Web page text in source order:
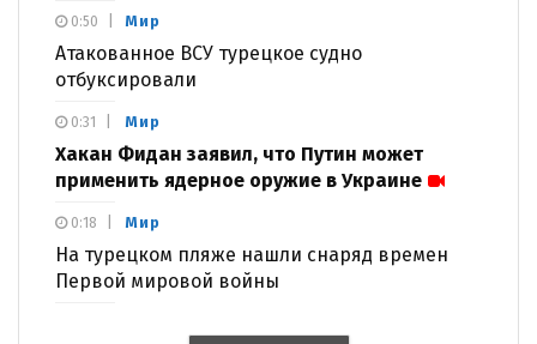
Мир
Атакованное ВСУ турецкое судно
отбуксировали
0:50
Мир
Хакан Фидан заявил, что Путин может
применить ядерное оружие в Украине
0:31
Мир
На турецком пляже нашли снаряд времен
Первой мировой войны
0:18